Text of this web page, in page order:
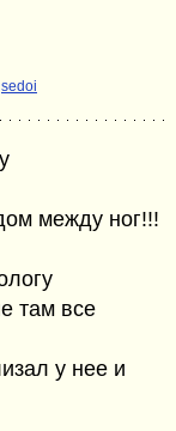
sedoi
между ног!!!
там все
у нее и